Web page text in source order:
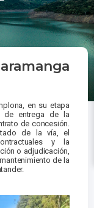
en su etapa
de entrega de la
de concesión.
de la vía, el
y la
o adjudicación,
de la